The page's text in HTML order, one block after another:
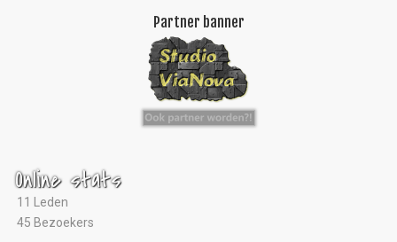
Partner banner
Online stats
11 Leden
45 Bezoekers